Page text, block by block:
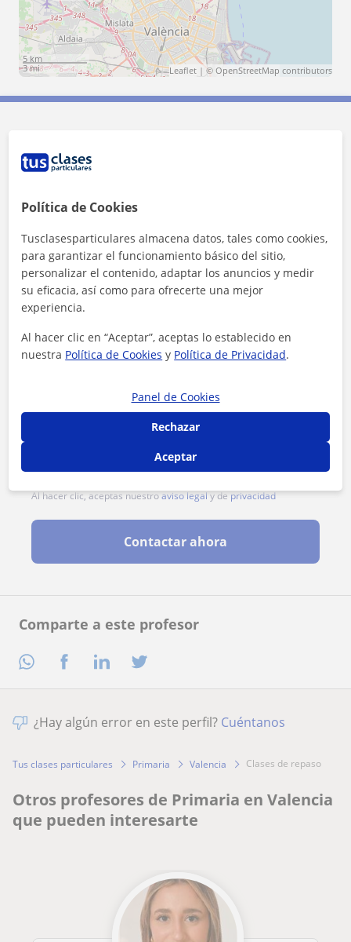
Comparte a este profesor
5 km
3 mi
Leaflet | © OpenStreetMap contributors
Al hacer clic, aceptas nuestroaviso legaly deprivacidad
Contactar ahora
¿Hay algún error en este perfil? Cuéntanos
Tus clases particulares Primaria Valencia clases de repaso
Otros profesores de Primaria en Valencia
que pueden interesarte
Política de Cookies
Tusclasesparticulares almacena datos, tales como cookies,
para garantizar el funcionamiento básico del sitio,
personalizar el contenido, adaptar los anuncios y medir
su eficacia, así como para ofrecerte una mejor
experiencia.
Al hacer clic en “Aceptar”, aceptas lo establecido en
nuestra Política de Cookies y Política de Privacidad.
Panel de Cookies
Rechazar
Aceptar